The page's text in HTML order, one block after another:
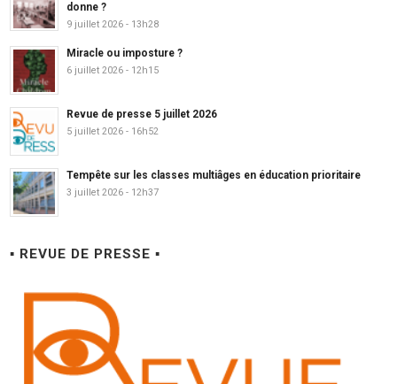
donne ?
9 juillet 2026 - 13h28
Miracle ou imposture ?
6 juillet 2026 - 12h15
Revue de presse 5 juillet 2026
5 juillet 2026 - 16h52
Tempête sur les classes multiâges en éducation prioritaire
3 juillet 2026 - 12h37
▪ REVUE DE PRESSE ▪